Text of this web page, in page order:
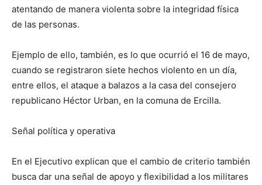
atentando de manera violenta sobre la integridad física
de las personas.
Ejemplo de ello, también, es lo que ocurrió el 16 de mayo,
cuando se registraron siete hechos violento en un día,
entre ellos, el ataque a balazos a la casa del consejero
republicano Héctor Urban, en la comuna de Ercilla.
Señal política y operativa
En el Ejecutivo explican que el cambio de criterio también
busca dar una señal de apoyo y flexibilidad a los militares